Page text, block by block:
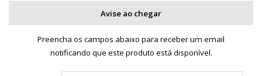
Avise ao chegar
Preencha os campos abaixo para receber um email
notificando que este produto está disponível.